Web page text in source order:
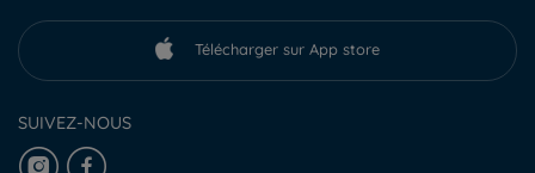
Télécharger sur App store
SUIVEZ-NOUS